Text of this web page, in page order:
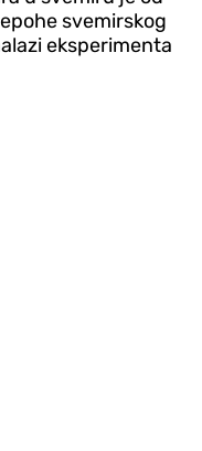
svemirskog
eksperimenta